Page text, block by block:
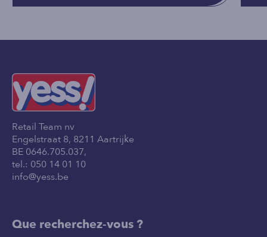
Retail Team nv
Engelstraat 8, 8211 Aartrijke
BE 0646.705.037,
tel.: 050 14 01 10
info@yess.be
Que recherchez-vous ?